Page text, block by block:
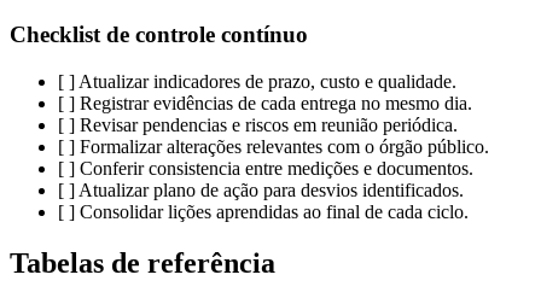
Checklist de controle contínuo
[ ] Atualizar indicadores de prazo, custo e qualidade.
[ ] Registrar evidências de cada entrega no mesmo dia.
[ ] Revisar pendencias e riscos em reunião periódica.
[ ] Formalizar alterações relevantes com o órgão público.
[ ] Conferir consistencia entre medições e documentos.
[ ] Atualizar plano de ação para desvios identificados.
[ ] Consolidar lições aprendidas ao final de cada ciclo.
Tabelas de referência